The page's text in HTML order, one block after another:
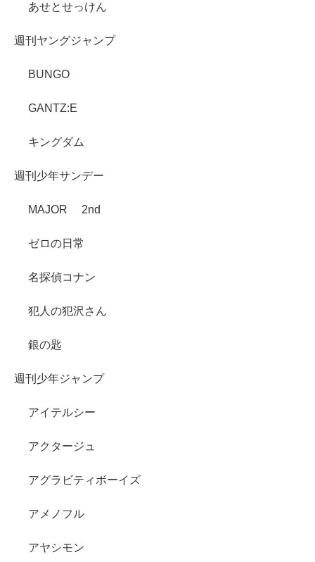
あせとせっけん
週刊ヤングジャンプ
BUNGO
GANTZ:E
キングダム
週刊少年サンデー
MAJOR 2nd
ゼロの日常
名探偵コナン
犯人の犯沢さん
銀の匙
週刊少年ジャンプ
アイテルシー
アクタージュ
アグラビティボーイズ
アメノフル
アヤシモン